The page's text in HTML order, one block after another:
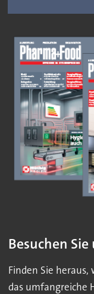
Besuchen
Finden Sie
das umfangreiche